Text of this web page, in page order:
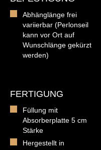
Abhänglänge frei
variierbar (Perlonseil
kann vor Ort auf
Wunschlänge gekürzt
werden)
FERTIGUNG
Füllung mit
Absorberplatte 5 cm
Stärke
Hergestellt in